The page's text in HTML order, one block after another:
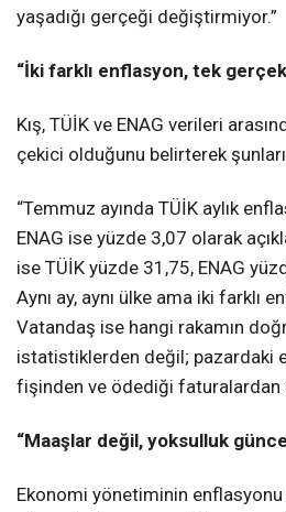
yaşadığı gerçeği değiştirmiyor.”
“İki farklı enflasyon, tek
Kış, TÜİK ve ENAG verileri
çekici olduğunu belirterek
“Temmuz ayında TÜİK aylık
ENAG ise yüzde 3,07 olarak
ise TÜİK yüzde 31,75, ENAG
Aynı ay, aynı ülke ama iki farklı
Vatandaş ise hangi rakamın
istatistiklerden değil; pazardaki
fişinden ve ödediği faturalardan
“Maaşlar değil, yoksulluk
Ekonomi yönetiminin